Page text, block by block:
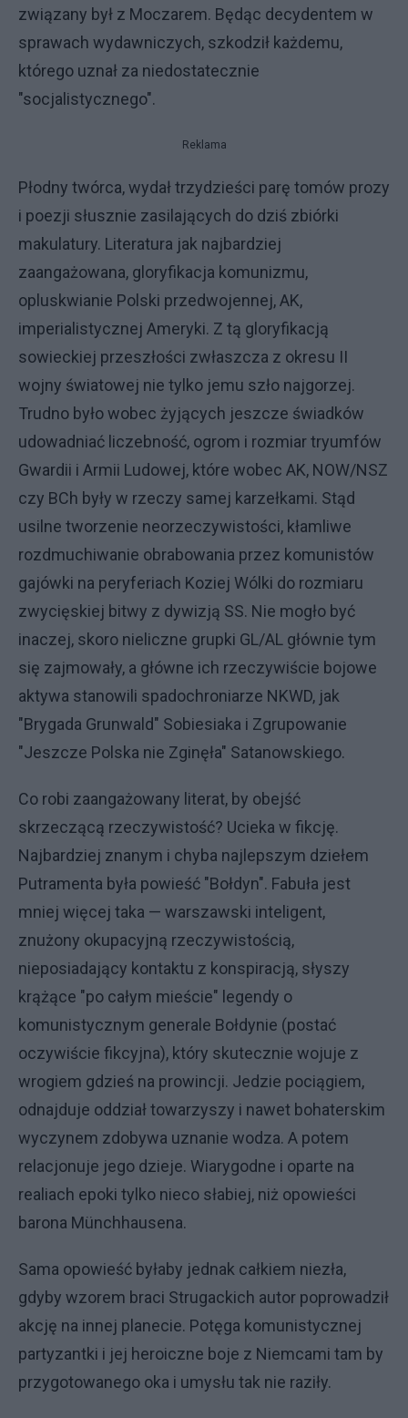
związany był z Moczarem. Będąc decydentem w
sprawach wydawniczych, szkodził każdemu,
którego uznał za niedostatecznie
"socjalistycznego".
Reklama
Płodny twórca, wydał trzydzieści parę tomów prozy
i poezji słusznie zasilających do dziś zbiórki
makulatury. Literatura jak najbardziej
zaangażowana, gloryfikacja komunizmu,
opluskwianie Polski przedwojennej, AK,
imperialistycznej Ameryki. Z tą gloryfikacją
sowieckiej przeszłości zwłaszcza z okresu II
wojny światowej nie tylko jemu szło najgorzej.
Trudno było wobec żyjących jeszcze świadków
udowadniać liczebność, ogrom i rozmiar tryumfów
Gwardii i Armii Ludowej, które wobec AK, NOW/NSZ
czy BCh były w rzeczy samej karzełkami. Stąd
usilne tworzenie neorzeczywistości, kłamliwe
rozdmuchiwanie obrabowania przez komunistów
gajówki na peryferiach Koziej Wólki do rozmiaru
zwycięskiej bitwy z dywizją SS. Nie mogło być
inaczej, skoro nieliczne grupki GL/AL głównie tym
się zajmowały, a główne ich rzeczywiście bojowe
aktywa stanowili spadochroniarze NKWD, jak
"Brygada Grunwald" Sobiesiaka i Zgrupowanie
"Jeszcze Polska nie Zginęła" Satanowskiego.
Co robi zaangażowany literat, by obejść
skrzeczącą rzeczywistość? Ucieka w fikcję.
Najbardziej znanym i chyba najlepszym dziełem
Putramenta była powieść "Bołdyn". Fabuła jest
mniej więcej taka — warszawski inteligent,
znużony okupacyjną rzeczywistością,
nieposiadający kontaktu z konspiracją, słyszy
krążące "po całym mieście" legendy o
komunistycznym generale Bołdynie (postać
oczywiście fikcyjna), który skutecznie wojuje z
wrogiem gdzieś na prowincji. Jedzie pociągiem,
odnajduje oddział towarzyszy i nawet bohaterskim
wyczynem zdobywa uznanie wodza. A potem
relacjonuje jego dzieje. Wiarygodne i oparte na
realiach epoki tylko nieco słabiej, niż opowieści
barona Münchhausena.
Sama opowieść byłaby jednak całkiem niezła,
gdyby wzorem braci Strugackich autor poprowadził
akcję na innej planecie. Potęga komunistycznej
partyzantki i jej heroiczne boje z Niemcami tam by
przygotowanego oka i umysłu tak nie raziły.